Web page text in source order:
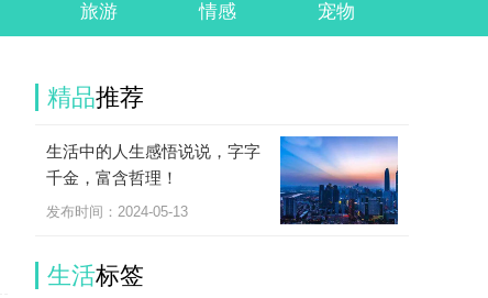
旅游 情感 宠物
精品推荐
生活中的人生感悟说说，字字
千金，富含哲理！
发布时间：2024-05-13
生活标签